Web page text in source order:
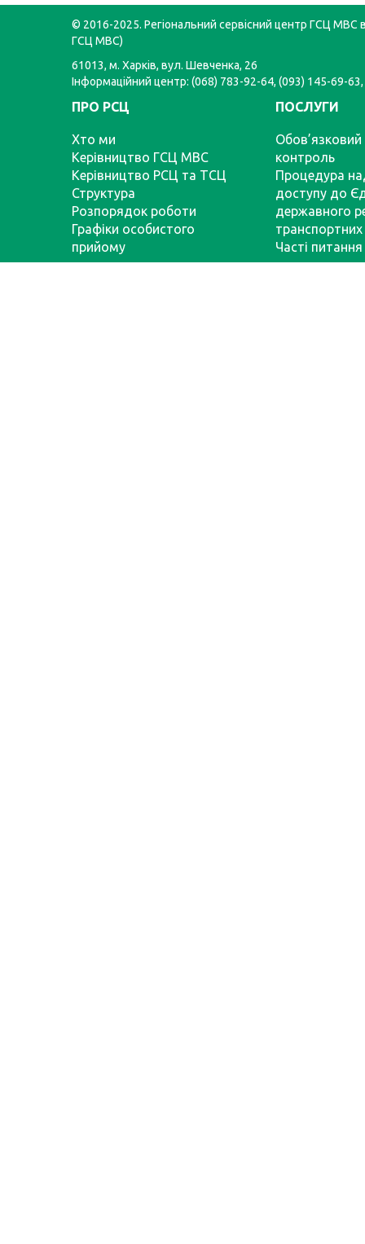
© 2016-2025. Регіональний сервісний центр ГСЦ МВС в
ГСЦ МВС)
61013, м. Харків, вул. Шевченка, 26
Інформаційний центр: (068) 783-92-64, (093) 145-69-
ПРО РСЦ
Хто ми
Керівництво ГСЦ МВС
Керівництво РСЦ та ТСЦ
Структура
Розпорядок роботи
Графіки особистого
прийому
ПОСЛУГИ
Обов’язковий
контроль
Процедура
доступу до
державного
транспортних
Часті питання